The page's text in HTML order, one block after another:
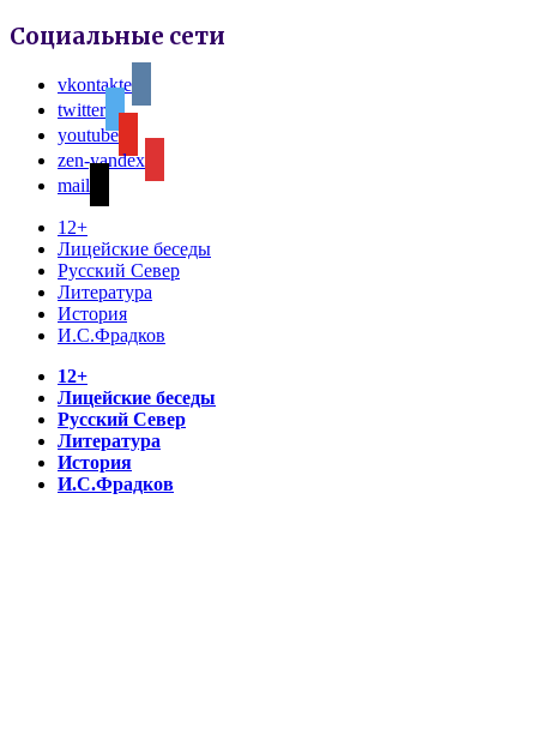
Социальные сети
vkontakte
twitter
youtube
zen-yandex
mail
12+
Лицейские беседы
Русский Север
Литература
История
И.С.Фрадков
12+
Лицейские беседы
Русский Север
Литература
История
И.С.Фрадков